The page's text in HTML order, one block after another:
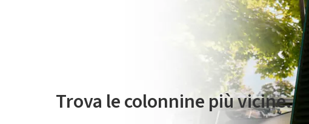
Il servizio di mobilità elettrica è gestito da Plenitude On The Road
Trova le colonnine più vicine.